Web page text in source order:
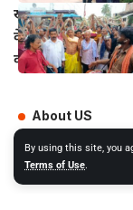
By using this site, you
Terms of Use.
खानपुर बाजार स्थित
के अवसर पर विषहर
कर पूजा अर्चना के
About US
About Us
Advertise With Us